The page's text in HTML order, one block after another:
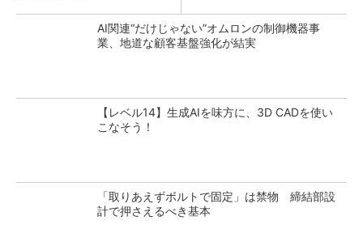
AI関連“だけじゃない”オムロンの制御機器事
業、地道な顧客基盤強化が結実
【レベル14】生成AIを味方に、3D CADを使い
こなそう！
「取りあえずボルトで固定」は禁物 締結部設
計で押さえるべき基本